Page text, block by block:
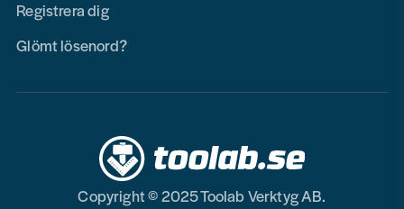
Registrera dig
Glömt lösenord?
Copyright © 2025 Toolab Verktyg AB.